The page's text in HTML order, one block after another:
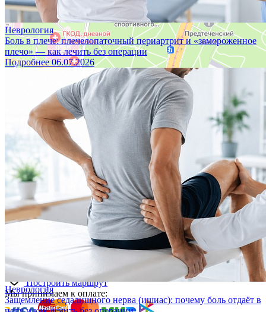
Неврология
Боль в плече: плечелопаточный периартрит и «замороженное
плечо» — как лечить без операции
Подробнее06.07.2026
Неврология
Защемление седалищного нерва (ишиас): почему боль отдаёт в
Построить маршрут
Мы принимаем к оплате: